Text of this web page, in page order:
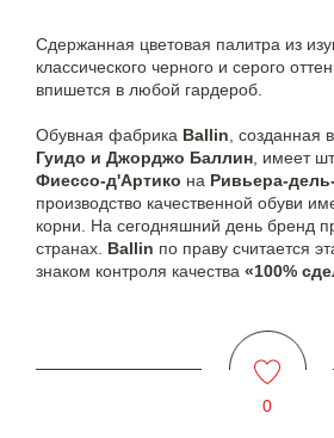
Сдержанная цветовая палитра из
классического черного и серого
впишется в любой гардероб.
Обувная фабрика Ballin , созданная
Гуидо и Джорджо Баллин , имеет
Фиессо-д'Артико на Ривьера-
производство качественной обуви
корни. На сегодняшний день бренд
странах. Ballin по праву считается
знаком контроля качества «100%
0